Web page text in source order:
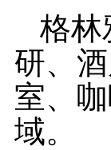
格林
研、
室、
域。